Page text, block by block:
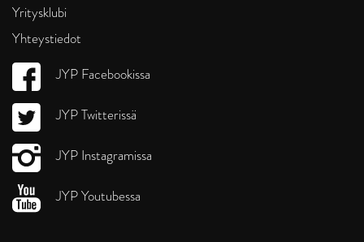
Yritysklubi
Yhteystiedot
JYP Facebookissa
JYP Twitterissä
JYP Instagramissa
JYP Youtubessa